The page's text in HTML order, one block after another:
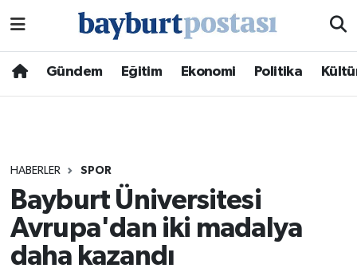
Gündem Eğitim Ekonomi Politika
HABERLER SPOR
Bayburt Üniversitesi
Avrupa'dan iki madalya
daha kazandı
Hava Durumu
Trafik Durumu
Süper Lig Puan Durumu ve Fikstür
Tüm Manşetler